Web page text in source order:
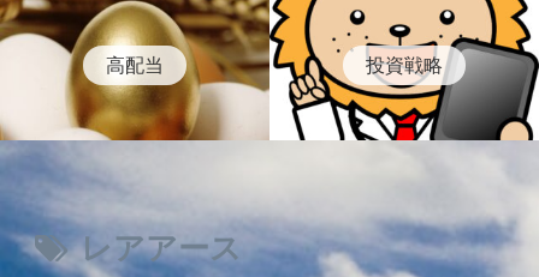
高配当 投資戦略
レアアース